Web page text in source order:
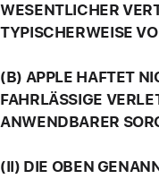
WESENTLICHER
TYPISCHERWEISE
(B) APPLE HAFTET
FAHRLÄSSIGE
ANWENDBARER
(II) DIE OBEN